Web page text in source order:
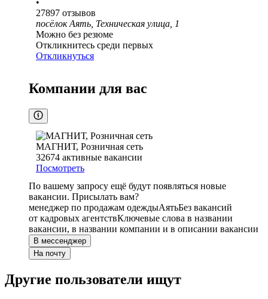
•
27897 отзывов
посёлок Аять, Техническая улица, 1
Можно без резюме
Откликнитесь среди первых
Откликнуться
Компании для вас
МАГНИТ, Розничная сеть
32674 активные вакансии
Посмотреть
По вашему запросу ещё будут появляться новые
вакансии. Присылать вам?
менеджер по продажам одеждыАятьБез вакансий
от кадровых агентствКлючевые слова в названии
вакансии, в названии компании и в описании вакансии
В мессенджер
На почту
Другие пользователи ищут